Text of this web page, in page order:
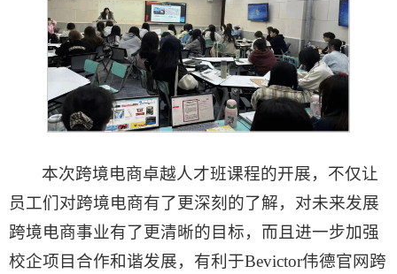
本次跨境电商卓越人才班课程的开展，不仅让
员工们对跨境电商有了更深刻的了解，对未来发展
跨境电商事业有了更清晰的目标，而且进一步加强
校企项目合作和谐发展，有利于Bevictor伟德官网跨